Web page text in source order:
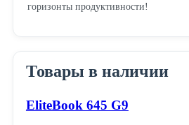
горизонты продуктивности!
Товары в наличии
EliteBook 645 G9